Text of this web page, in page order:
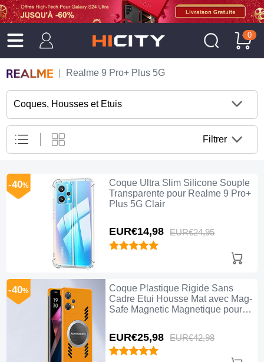
0
Realme 9 Pro+ Plus 5G
Coques, Housses et Etuis
Filtrer
Coque Ultra Slim Silicone Souple
Transparente pour Realme 9 Pro+
Plus 5G Clair
EUR€14,98 EUR€24,95
-40%
Coque Plastique Rigide Sans
Cadre Etui Housse Mat avec Mag-
Safe Magnetic Magnetique pour
EUR€25,98 EUR€42,98
-40%